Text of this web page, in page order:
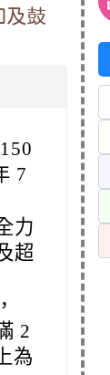
及鼓
7
力
超
2
為